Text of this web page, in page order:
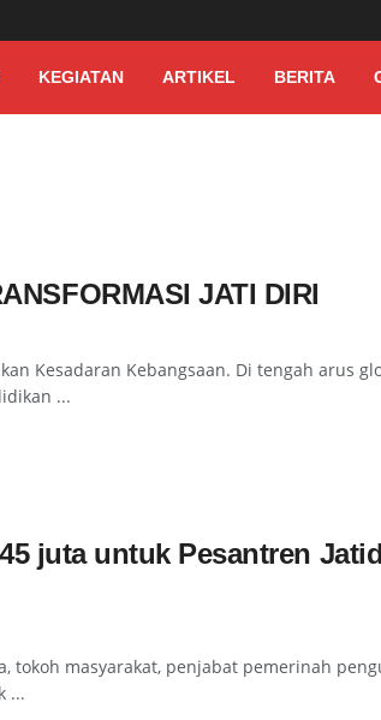
KEGIATAN ARTIKEL BERITA
JATI DIRI
Kesadaran Kebangsaan. Di tengah arus
...
juta untuk Pesantren
tokoh masyarakat, penjabat pemerinah
...